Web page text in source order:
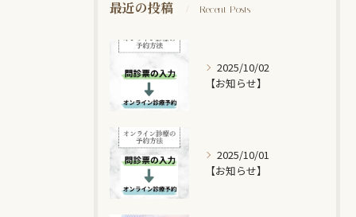
最近の投稿 Recent Posts
2025/10/02
【お知らせ】
2025/10/01
【お知らせ】